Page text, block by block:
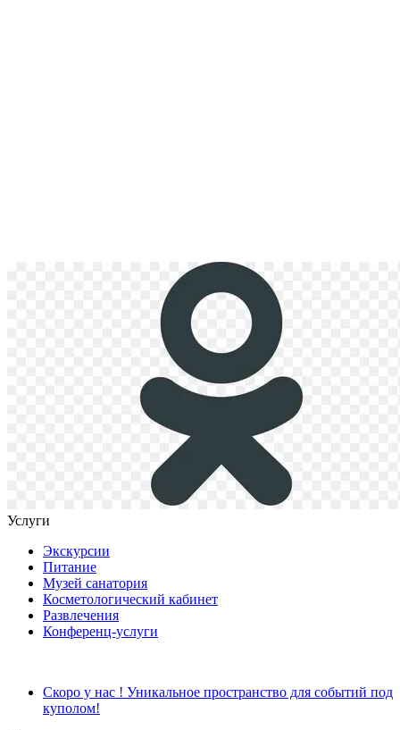
Услуги
Экскурсии
Питание
Музей санатория
Косметологический кабинет
Развлечения
Конференц-услуги
Скоро у нас ! Уникальное пространство для событий под
куполом!